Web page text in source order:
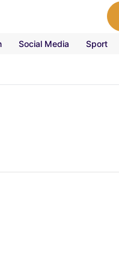
Social Media Sport